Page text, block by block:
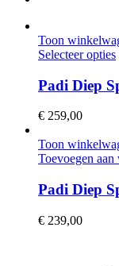
Toon
Selecteer opties
Padi Diep
€ 259,00
Toon
Toevoegen
Padi Diep
€ 239,00